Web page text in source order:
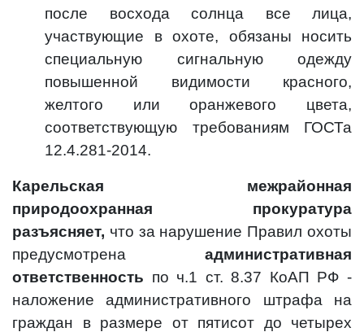
после восхода солнца все лица,
участвующие в охоте, обязаны носить
специальную сигнальную одежду
повышенной видимости красного,
желтого или оранжевого цвета,
соответствующую требованиям ГОСТа
12.4.281-2014.
Карельская межрайонная
природоохранная прокуратура
разъясняет, что за нарушение Правил охоты
предусмотрена административная
ответственность по ч.1 ст. 8.37 КоАП РФ -
наложение административного штрафа на
граждан в размере от пятисот до четырех